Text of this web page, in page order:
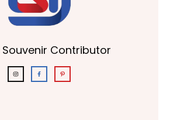
Souvenir Contributor